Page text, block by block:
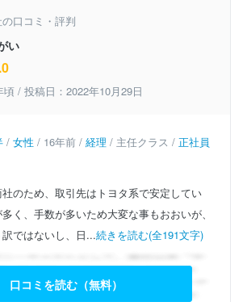
口コミ・評判
い
/ 投稿日：2022年10月29日
/ 女性 / 16年前 / 経理 / 主任クラス / 正社員
のため、取引先はトヨタ系で安定してい
く、手数が多いため大変な事もおおいが、
ではないし、日...続きを読む(全191文字)
口コミを読む（無料）